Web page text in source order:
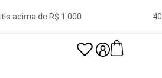
acima de R$ 1.000 40